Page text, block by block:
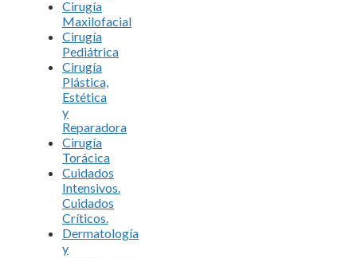
Cirugía
Maxilofacial
Cirugía
Pediátrica
Cirugía
Plástica,
Estética
y
Reparadora
Cirugía
Torácica
Cuidados
Intensivos.
Cuidados
Críticos.
Dermatología
y